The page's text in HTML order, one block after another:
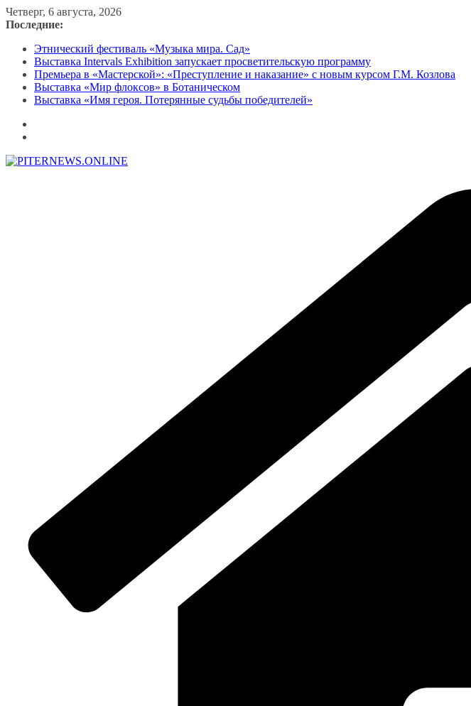
Перейти
к
Четверг, 6 августа, 2026
Последние:
Этнический фестиваль «Музыка мира. Сад»
Выставка Intervals Exhibition запускает просветительскую программу
Премьера в «Мастерской»: «Преступление и наказание» с новым курсом Г.М. Козлова
Выставка «Мир флоксов» в Ботаническом
Выставка «Имя героя. Потерянные судьбы победителей»